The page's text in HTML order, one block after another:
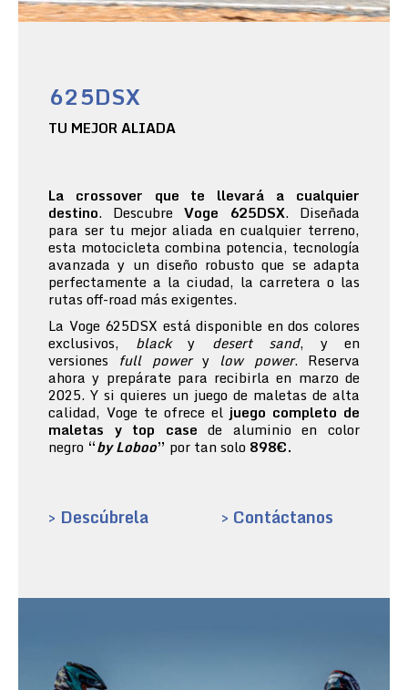
625DSX
TU MEJOR ALIADA
La crossover que te llevará a cualquier
destino. Descubre Voge 625DSX. Diseñada
para ser tu mejor aliada en cualquier terreno,
esta motocicleta combina potencia, tecnología
avanzada y un diseño robusto que se adapta
perfectamente a la ciudad, la carretera o las
rutas off-road más exigentes.
La Voge 625DSX está disponible en dos colores
exclusivos, blacky desert sand, y en
versiones full powery low power. Reserva
ahora y prepárate para recibirla en marzo de
2025. Y si quieres un juego de maletas de alta
calidad, Voge te ofrece el juego completo de
maletas y top case de aluminio en color
negro “by Loboo” por tan solo 898€.
> Descúbrela > Contáctanos